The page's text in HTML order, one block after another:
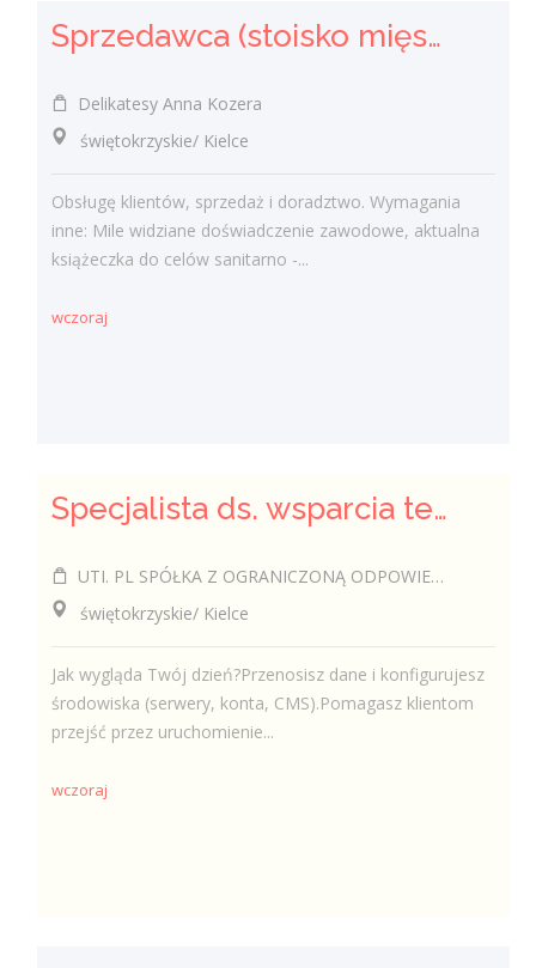
Sprzedawca (stoisko mięsno- wędliniarskie) (k/m)
Delikatesy Anna Kozera
świętokrzyskie/ Kielce
Obsługę klientów, sprzedaż i doradztwo. Wymagania
inne: Mile widziane doświadczenie zawodowe, aktualna
książeczka do celów sanitarno -...
wczoraj
Specjalista ds. wsparcia technicznego (k/m/i)
UTI. PL SPÓŁKA Z OGRANICZONĄ ODPOWIEDZIALNOŚCIĄ
świętokrzyskie/ Kielce
Jak wygląda Twój dzień?Przenosisz dane i konfigurujesz
środowiska (serwery, konta, CMS).Pomagasz klientom
przejść przez uruchomienie...
wczoraj